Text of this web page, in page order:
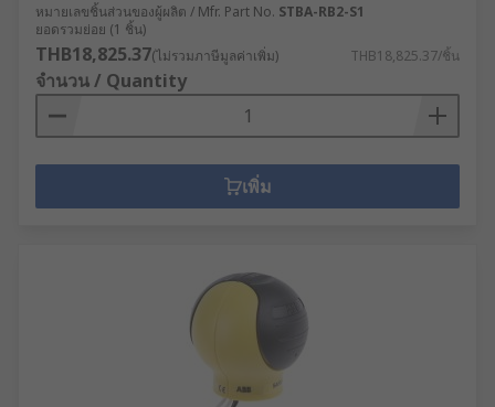
หมายเลขชิ้นส่วนของผู้ผลิต / Mfr. Part No. STBA-RB2-S1
ยอดรวมย่อย (1 ชิ้น)
THB18,825.37(ไม่รวมภาษีมูลค่าเพิ่ม) THB18,825.37/ชิ้น
จำนวน / Quantity
เพิ่ม